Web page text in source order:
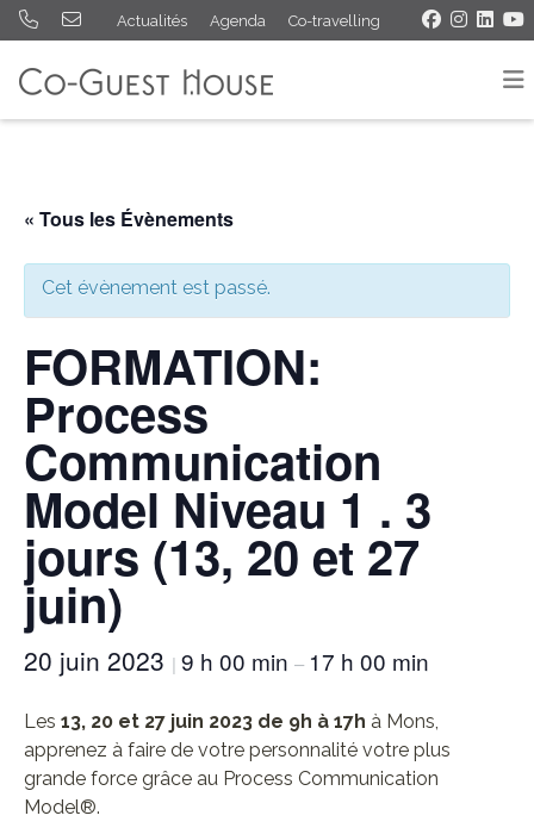
Actualités Agenda Co-travelling
« Tous les Évènements
Cet évènement est passé.
FORMATION:
Process
Communication
Model Niveau 1 . 3
jours (13, 20 et 27
juin)
20 juin 2023 | 9 h 00 min – 17 h 00 min
Les 13, 20 et 27 juin 2023 de 9h à 17h à Mons,
apprenez à faire de votre personnalité votre plus
grande force grâce au Process Communication
Model®.